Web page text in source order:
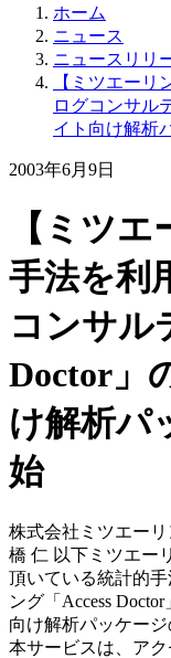
ホーム
ニュース
ニュースリリ
【ミツエーリ
ログコンサル
イト向け解析
2003年6月9日
【ミツ
手法を利
コンサル
Doctor」
け解析パ
始
株式会社ミツエー
橋 仁 以下ミツエー
頂いている統計的
ング「Access
向け解析パッケー
本サービスは、ア